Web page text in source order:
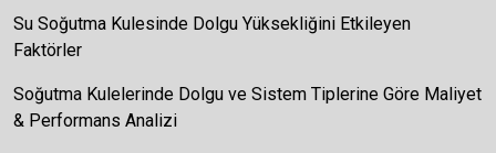
Su Soğutma Kulesinde Dolgu Yüksekliğini Etkileyen
Faktörler
Soğutma Kulelerinde Dolgu ve Sistem Tiplerine Göre Maliyet
& Performans Analizi